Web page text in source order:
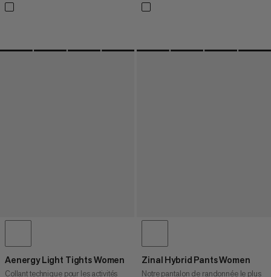
Aenergy Light Tights Women
Collant technique pour les activités
Zinal Hybrid Pants Women
Notre pantalon de randonnée le plus